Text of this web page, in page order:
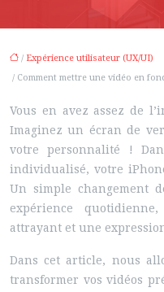
/ Expérience utilisateur (UX/UI)
/ Comment mettre une vidéo en
Vous en avez assez de
Imaginez un écran de
votre personnalité !
individualisé, votre
Un simple changement
expérience
attrayant et une
Dans cet article, nous
transformer vos vidéos